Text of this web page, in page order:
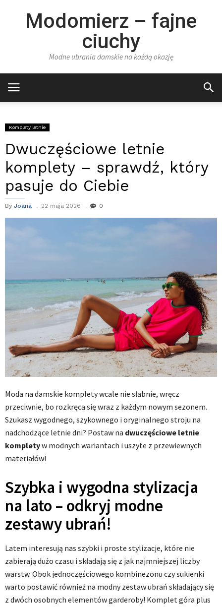
Modomierz – fajne
ciuchy
Modne ubrania damskie na każdą okazję
Komplety letnie
Dwuczęściowe letnie
komplety – sprawdź, który
pasuje do Ciebie
By Joana 22 maja 2026 0
Moda na damskie komplety wcale nie słabnie, wręcz
przeciwnie, bo rozkręca się wraz z każdym nowym sezonem.
Szukasz wygodnego, szykownego i oryginalnego stroju na
nadchodzące letnie dni? Postaw na dwuczęściowe letnie
kompletyw modnych wariantach i uszyte z przewiewnych
materiałów!
Szybka i wygodna stylizacja
na lato – odkryj modne
zestawy ubrań!
Latem interesują nas szybki i proste stylizacje, które nie
zabierają dużo czasu i składają się z jak najmniejszej liczby
warstw. Obok jednoczęściowego kombinezonu czy sukienki
warto postawić również na modny zestaw ubrań składający się
z dwóch osobnych elementów garderoby! Komplet góra plus